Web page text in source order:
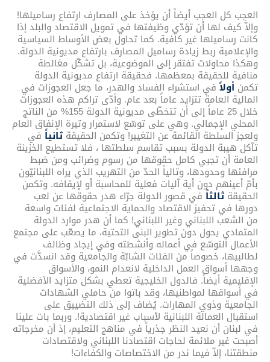
العجب كل العجب أيضاً أن يؤخذ على المصارف ارتفاع رساميلها!
وإلاَّ كيف لها أن تؤدّي وظيفتها في تمويل الاقتصاد والبلد إذا
كانت رساميلها غير كافية. كما تحاول بعض الأوساط السياسية
والإعلامية ربط زيادة رساميل المصارف بارتفاع مديونية الدولة.
وهكذا محاولات تفتقر إلى الموضوعية، بل تشكّل مغالطة
منافية للحقيقة بمعظمها. فحقيقة ارتفاع مديونية الدولة
تكمن أولاً في استشراء الفساد والهدر، ما جعل العجوزات في
المالية العامة تتزايد عاماً بعد عام. وأدّى تراكم هذه العجوزات
خلال 25 عاماً إلى أن تتخطّى مديونية الدولة 155% من الناتج
المحلي الإجمالي. وهي على توسّع لاستمرار وتيرة الإنفاق العام
ولعجز السلطة القائمة عن التغيير! وتكمن الحقيقة ثانياً في
تآكل هيبة الدولة بسبب تقاسم سلطتها ، فلا تستطيع الخزينة
العامة أن تجبي كامل حقوقها من رسوم وضرائب ومن ضبط
مرافئها وحدودها، وتالياً الحدّ من التهريب الذي يراه اللبنانيّون
بأمّ أعينهم دون أية آليات فعلية للمحاسبة أو لإيقافه. وتكمن
الحقيقة ثالثاً في قصور الدولة جرّاء هدر حقوقها عن لعب
دورها في تحفيز الاقتصاد والحماية الاجتماعية لفئات واسعة
من الشعب اللبناني وغير اللبناني! كما أن هدر موارد الدولة
المتمادي يحول دون تطوير البنى التحتية، ما يصعّب على مجتمع
الأعمال التوسّع في أعماله وأنشطته وفي إيجاد وظائف
لطالبيها، خصوصاً من الفئات الشابّة والجامعية وقد انسدَّت في
وجهها أسواق العمل الداخلية لانعدام النمو، والأسواق
الإقليمية أيضاً. فالدول الخليجية تعطي بشكل متزايد الأفضلية
في أسواقها لمواطنيها، وقد باتوا من حاملي الشهادات
الجامعية وذوي المهارات. يُضاف إلى ذلك التضييق على
استقبال العمالة اللبنانية لأسباب غير اقتصادية!. وربما بات علينا
في لبنان أن نعيد النظر جذرياً في مناهج التعليم، إذ أن مخرجاته
أصبحت غير ملائمة لحاجات اقتصادنا اللبناني ولاقتصادات
منطقتنا، إلاّ فيما ندر من الاختصاصات والكفاءات!